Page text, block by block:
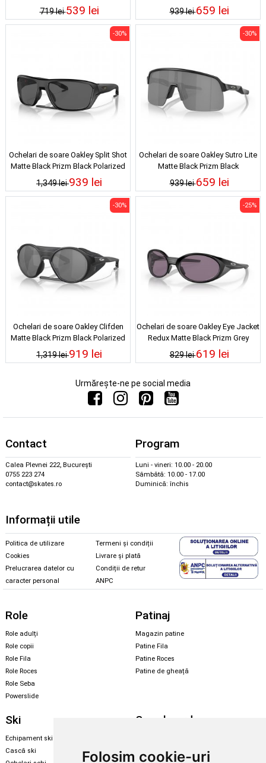
Folosim cookie-uri
719 lei539 lei 939 lei659 lei
Ochelari de soare Oakley Split Shot
Matte Black Prizm Black Polarized
1,349 lei
-30%
939 lei
Ochelari de soare Oakley Sutro Lite
Matte Black Prizm Black
939 lei
-30%
659 lei
Ochelari de soare Oakley Clifden
Matte Black Prizm Black Polarized
1,319 lei
-30%
919 lei
Ochelari de soare Oakley Eye Jacket
Redux Matte Black Prizm Grey
829 lei
-25%
619 lei
Urmărește-ne pe social media
Contact
Calea Plevnei 222, București
0755 223 274
contact@skates.ro
Program
Luni - vineri: 10.00 - 20.00
Sâmbătă: 10.00 - 17.00
Duminică: închis
Informații utile
Politica de utilizare
Cookies
Prelucrarea datelor cu
caracter personal
Termeni și condiții
Livrare și plată
Condiții de retur
ANPC
Role
Role adulți
Role copii
Role Fila
Role Roces
Role Seba
Powerslide
Patinaj
Magazin patine
Patine Fila
Patine Roces
Patine de gheață
Ski
Echipament ski
Cască ski
Snowboard
Echipament snowboard